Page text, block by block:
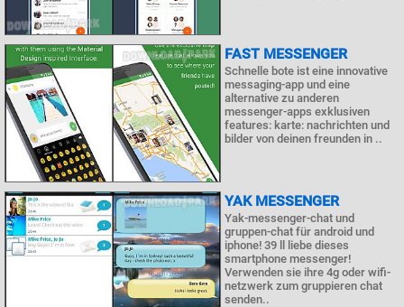
FAST MESSENGER
Schnelle bote ist eine innovative
messaging-app und eine
alternative zu anderen
messenger-apps exklusiven
features: karte: nachrichten und
bilder von deinen freunden in ..
YAK MESSENGER
Yak-messenger-chat und
gruppen-chat für android und
iphone! 39 ll liebe dieses
smartphone messenger!
Verwenden sie ihre 4g oder wifi-
netzwerk zum gruppieren chat
senden..